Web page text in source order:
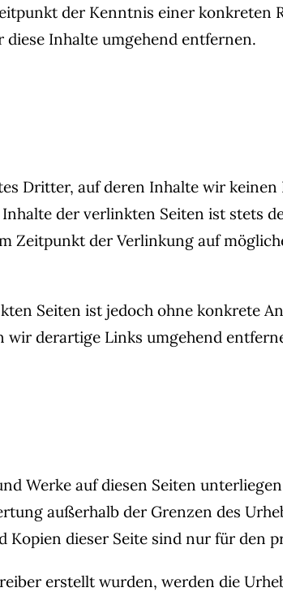
der Kenntnis einer konkreten
Inhalte umgehend entfernen.
Dritter, auf deren Inhalte wir
der verlinkten Seiten ist stets
Zeitpunkt der Verlinkung auf
Seiten ist jedoch ohne konkrete
wir derartige Links umgehend
Werke auf diesen Seiten
außerhalb der Grenzen des
Kopien dieser Seite sind nur für den
erstellt wurden, werden die